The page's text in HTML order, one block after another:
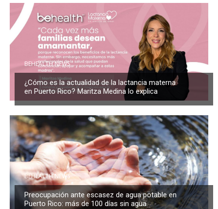
BEHEALTH NEWS
¿Cómo es la actualidad de la lactancia materna
en Puerto Rico? Maritza Medina lo explica
BEHEALTH NEWS
Preocupación ante escasez de agua potable en
Puerto Rico: más de 100 días sin agua